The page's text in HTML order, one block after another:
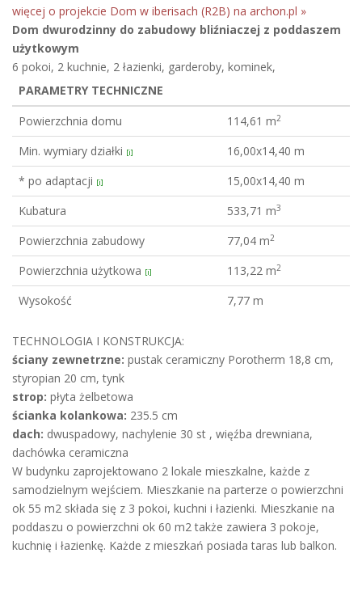
więcej o projekcie Dom w iberisach (R2B) na archon.pl »
Dom dwurodzinny do zabudowy bliźniaczej z poddaszem
użytkowym
6 pokoi, 2 kuchnie, 2 łazienki, garderoby, kominek,
PARAMETRY TECHNICZNE
Powierzchnia domu
114,61 m2
Min. wymiary działki [i]
16,00x14,40 m
* po adaptacji [i]
15,00x14,40 m
Kubatura
533,71 m3
Powierzchnia zabudowy 77,04 m2
Powierzchnia użytkowa [i] 113,22 m2
Wysokość 7,77 m
TECHNOLOGIA I KONSTRUKCJA:
ściany zewnetrzne: pustak ceramiczny Porotherm 18,8 cm,
styropian 20 cm, tynk
strop: płyta żelbetowa
ścianka kolankowa: 235.5 cm
dach: dwuspadowy, nachylenie 30 st , więźba drewniana,
dachówka ceramiczna
W budynku zaprojektowano 2 lokale mieszkalne, każde z
samodzielnym wejściem. Mieszkanie na parterze o powierzchni
ok 55 m2 składa się z 3 pokoi, kuchni i łazienki. Mieszkanie na
poddaszu o powierzchni ok 60 m2 także zawiera 3 pokoje,
kuchnię i łazienkę. Każde z mieszkań posiada taras lub balkon.